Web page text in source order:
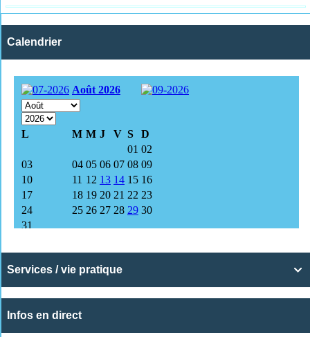
Calendrier

Services / vie pratique
Infos en direct